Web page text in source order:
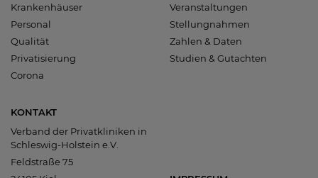
Krankenhäuser
Personal
Qualität
Privatisierung
Corona
Veranstaltungen
Stellungnahmen
Zahlen & Daten
Studien & Gutachten
KONTAKT
Verband der Privatkliniken in
Schleswig-Holstein e.V.
Feldstraße 75